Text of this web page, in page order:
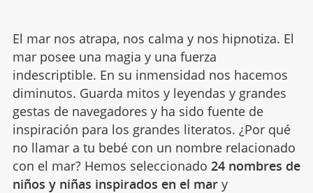
El mar nos atrapa, nos calma y nos hipnotiza. El
mar posee una magia y una fuerza
indescriptible. En su inmensidad nos hacemos
diminutos. Guarda mitos y leyendas y grandes
gestas de navegadores y ha sido fuente de
inspiración para los grandes literatos. ¿Por qué
no llamar a tu bebé con un nombre relacionado
con el mar? Hemos seleccionado 24 nombres de
niños y niñas inspirados en el mary